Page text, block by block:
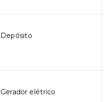
Depósito
Gerador elétrico